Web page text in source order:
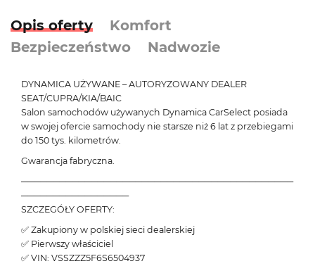
Opis oferty
Komfort
Bezpieczeństwo
Nadwozie
DYNAMICA UŻYWANE – AUTORYZOWANY DEALER
SEAT/CUPRA/KIA/BAIC
Salon samochodów używanych Dynamica CarSelect posiada
w swojej ofercie samochody nie starsze niż 6 lat z przebiegami
do 150 tys. kilometrów.
Gwarancja fabryczna.
───────────────────────────────────────────
─────────────────
SZCZEGÓŁY OFERTY:
✅ Zakupiony w polskiej sieci dealerskiej
✅ Pierwszy właściciel
✅ VIN: VSSZZZ5F6S6504937